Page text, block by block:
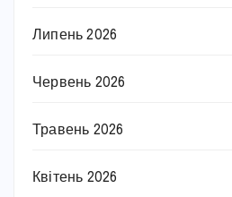
Липень 2026
Червень 2026
Травень 2026
Квітень 2026